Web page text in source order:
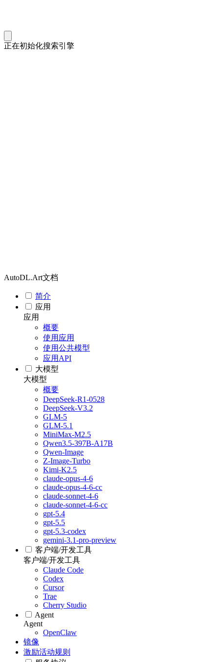
正在初始化搜索引擎
AutoDL.Art文档
简介
应用
应用
概要
使用应用
使用公共模型
应用API
大模型
大模型
概要
DeepSeek-R1-0528
DeepSeek-V3.2
GLM-5
GLM-5.1
MiniMax-M2.5
Qwen3.5-397B-A17B
Qwen-Image
Z-Image-Turbo
Kimi-K2.5
claude-opus-4-6
claude-opus-4-6-cc
claude-sonnet-4-6
claude-sonnet-4-6-cc
gpt-5.4
gpt-5.5
gpt-5.3-codex
gemini-3.1-pro-preview
客户端/开发工具
客户端/开发工具
Claude Code
Codex
Cursor
Trae
Cherry Studio
Agent
Agent
OpenClaw
镜像
激励活动规则